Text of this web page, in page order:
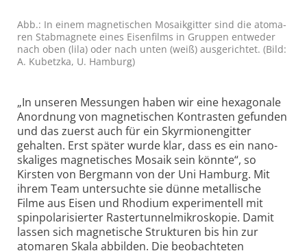
Abb.: In einem magne­tischen Mosaik­gitter sind die ato­ma­
ren Stab­mag­nete eines Eisen­films in Grup­pen ent­weder
nach oben (lila) oder nach unten (weiß) aus­ge­richtet. (Bild:
A. Kubetzka, U. Hamburg)
„In unseren Messungen haben wir eine hexagonale
Anordnung von magnetischen Kontrasten gefunden
und das zuerst auch für ein Skyrmionen­gitter
gehalten. Erst später wurde klar, dass es ein nano­
skaliges magnetisches Mosaik sein könnte“, so
Kirsten von Bergmann von der Uni Hamburg. Mit
ihrem Team untersuchte sie dünne metal­lische
Filme aus Eisen und Rhodium experi­mentell mit
spin­polari­sierter Raster­tunnel­mikro­skopie. Damit
lassen sich magnetische Strukturen bis hin zur
atomaren Skala abbilden. Die beobachteten